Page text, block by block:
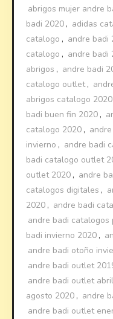
abrigos mujer andre
badi 2020 , adidas
catalogo , andre badi
catalogo , andre badi
abrigos , andre badi
catalogo outlet,
abrigos catalogo 2020
badi buen fin 2020 ,
catalogo 2020 ,
invierno , andre badi
badi catalogo outlet
outlet 2020 , andre
catalogos digitales ,
2020 , andre badi
andre badi catalogos
badi invierno 2020 ,
andre badi otoño
andre badi outlet
andre badi outlet
agosto 2020 , andre
andre badi outlet